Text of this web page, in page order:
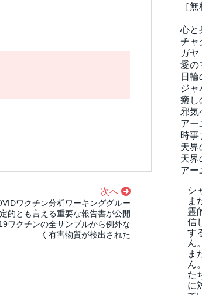
次へ
ワクチン分析ワーキンググルー
的とも言える重要な報告書が公開
ワクチンの全サンプルから例外な
く有害物質が検出された
［
心と
チャ
ガヤ
愛の
日輪
ジャ
癒し
邪気
アー
時事
天界
天界
アー
シ
ま
霊
信
す
ん。
ま
ん
た
に